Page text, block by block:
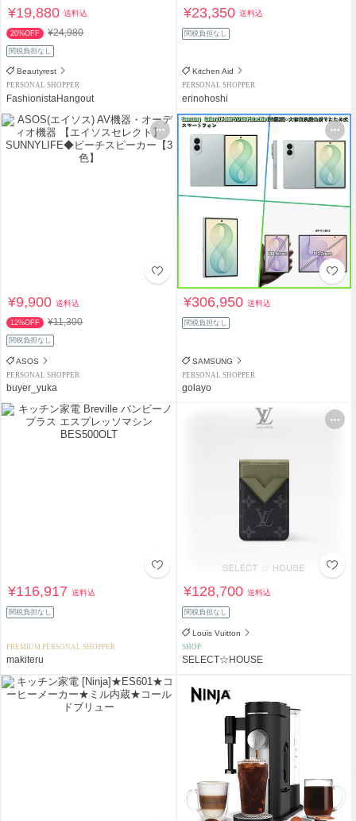
¥19,880送料込
20%OFF ¥24,980
関税負担なし
Beautyrest
PERSONAL SHOPPER
FashionistaHangout
¥23,350送料込
関税負担なし
Kitchen Aid
PERSONAL SHOPPER
erinohoshi
¥9,900送料込
12%OFF ¥11,300
関税負担なし
ASOS
PERSONAL SHOPPER
buyer_yuka
¥306,950送料込
関税負担なし
SAMSUNG
PERSONAL SHOPPER
golayo
¥116,917送料込
関税負担なし
PREMIUM PERSONAL SHOPPER
makiteru
¥128,700送料込
関税負担なし
Louis Vuitton
SHOP
SELECT☆HOUSE